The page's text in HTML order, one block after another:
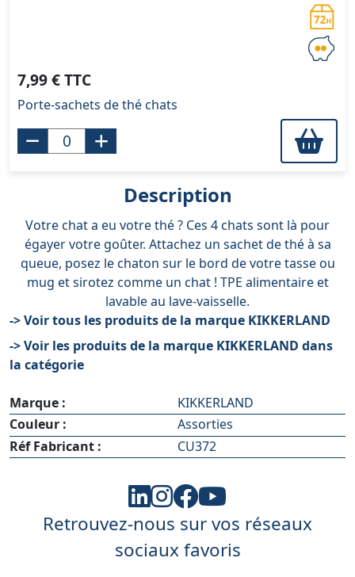
7,99 € TTC
Porte-sachets de thé chats
Description
Votre chat a eu votre thé ? Ces 4 chats sont là pour
égayer votre goûter. Attachez un sachet de thé à sa
queue, posez le chaton sur le bord de votre tasse ou
mug et sirotez comme un chat ! TPE alimentaire et
lavable au lave-vaisselle.
-> Voir tous les produits de la marque KIKKERLAND
-> Voir les produits de la marque KIKKERLAND dans
la catégorie
Marque :
KIKKERLAND
Couleur :
Assorties
Réf Fabricant :
CU372
Retrouvez-nous sur vos réseaux
sociaux favoris